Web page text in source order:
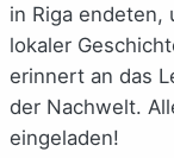
in Riga endeten,
lokaler
erinnert an das
der Nachwelt.
eingeladen!